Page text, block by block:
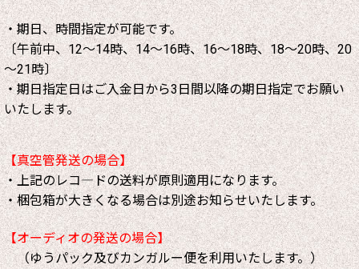
・期日、時間指定が可能です。
〔午前中、12～14時、14～16時、16～18時、18～20時、20
～21時〕
・期日指定日はご入金日から3日間以降の期日指定でお願い
いたします。
【真空管発送の場合】
・上記のレコ―ドの送料が原則適用になります。
・梱包箱が大きくなる場合は別途お知らせいたします。
【オーディオの発送の場合】
（ゆうパック及びカンガルー便を利用いたします。）